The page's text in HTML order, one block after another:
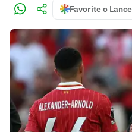
Favorite o